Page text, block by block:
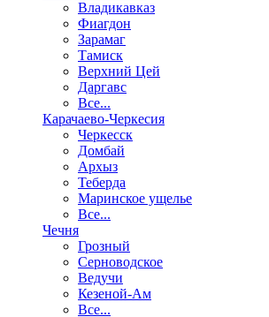
Владикавказ
Фиагдон
Зарамаг
Тамиск
Верхний Цей
Даргавс
Все...
Карачаево-Черкесия
Черкесск
Домбай
Архыз
Теберда
Маринское ущелье
Все...
Чечня
Грозный
Серноводское
Ведучи
Кезеной-Ам
Все...